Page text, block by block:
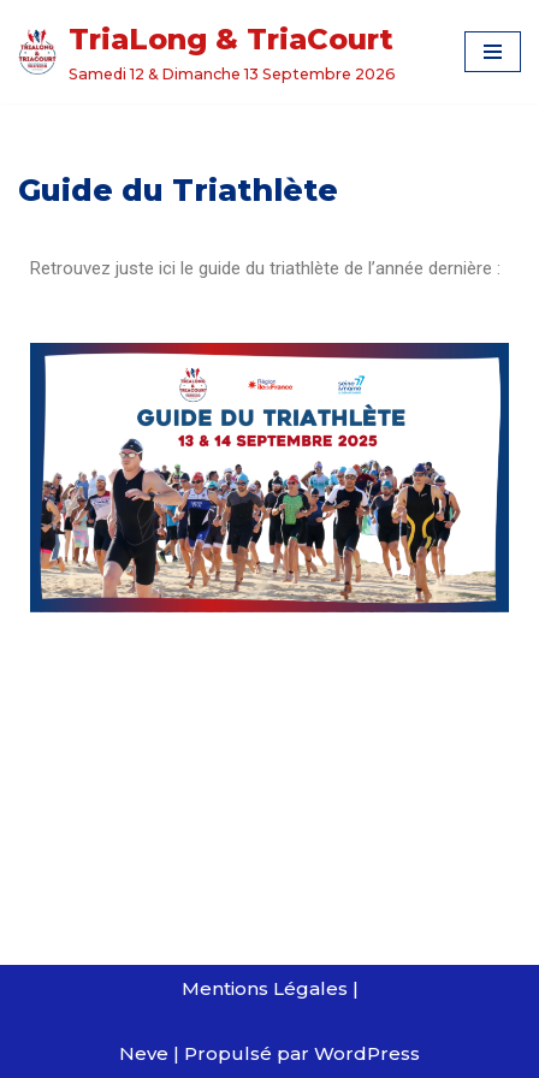
Aller
TriaLong & TriaCourt
Samedi 12 & Dimanche 13 Septembre 2026
Guide du Triathlète
Retrouvez juste ici le guide du triathlète de l’année dernière :
Mentions Légales |
Neve | Propulsé par WordPress